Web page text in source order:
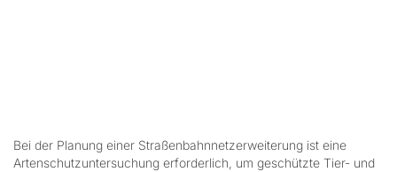
Bei der Planung einer Straßenbahnnetzerweiterung ist eine
Artenschutzuntersuchung erforderlich, um geschützte Tier- und